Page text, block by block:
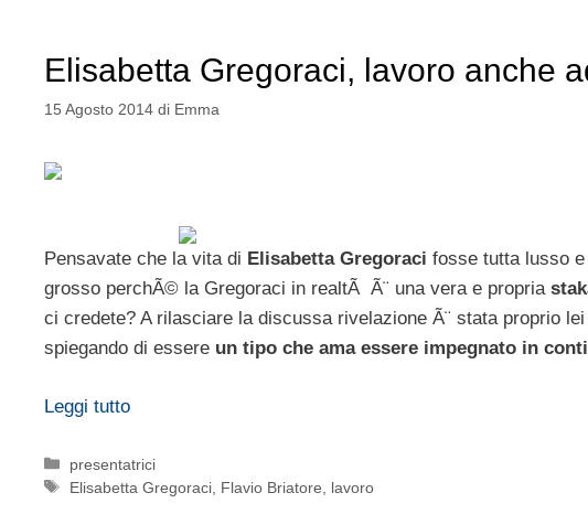
Elisabetta Gregoraci, lavoro anche
15 Agosto 2014 di Emma
Pensavate che la vita di Elisabetta Gregoraci fosse tutta lusso
grosso perchÃ© la Gregoraci in realtÃ Ã¨ una vera e propria
ci credete? A rilasciare la discussa rivelazione Ã¨ stata proprio
spiegando di essere un tipo che ama essere impegnato in
Leggi tutto
Categorie
presentatrici
Tag
Elisabetta Gregoraci Flavio Briatore lavoro